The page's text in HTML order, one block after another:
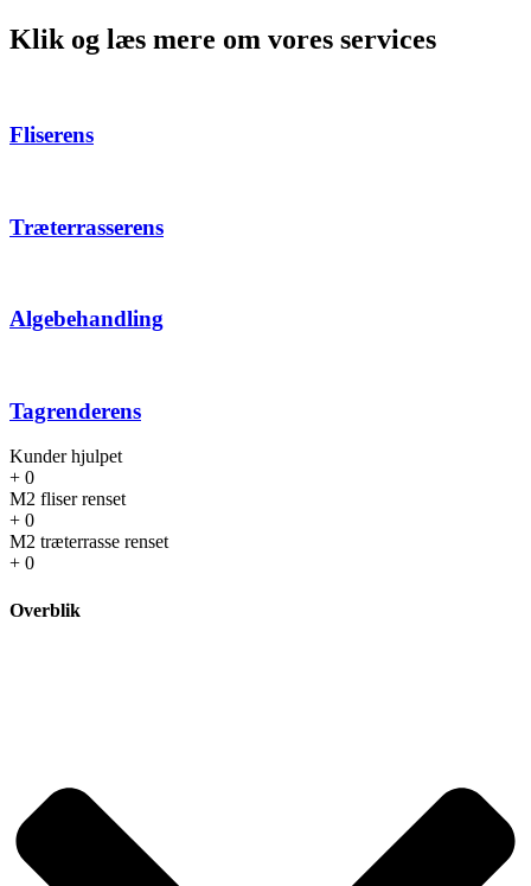
Klik og læs mere om vores services
Fliserens
Træterrasserens
Algebehandling
Tagrenderens
Kunder hjulpet
+ 0
M2 fliser renset
+ 0
M2 træterrasse renset
+ 0
Overblik